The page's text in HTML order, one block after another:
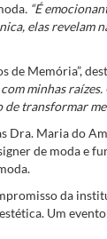
. “É
elas
de Memória”,
minhas
transformar
Dra. Maria do
de moda e
da
Um